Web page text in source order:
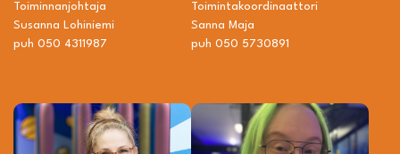
Toiminnanjohtaja
Susanna Lohiniemi
puh 050 4311987
Toiminta­­koordinaattori
Sanna Maja
puh 050 5730891